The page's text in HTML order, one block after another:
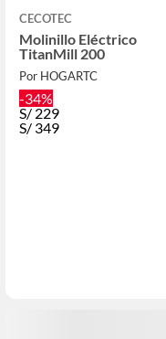
CECOTEC
Molinillo Eléctrico
TitanMill 200
Por HOGARTC
-34%
S/ 229
S/ 349